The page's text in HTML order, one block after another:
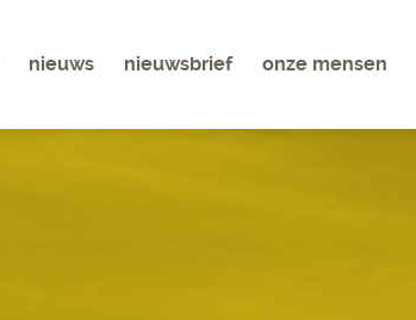
nieuws nieuwsbrief onze mensen